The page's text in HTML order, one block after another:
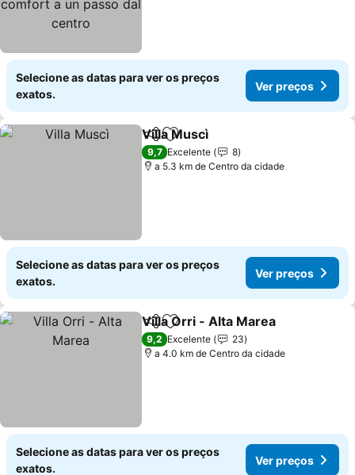
Selecione as datas para ver os preços
exatos.
Ver preços
PartilharAdicionar aos favoritos
Villa Muscì
9,7 Excelente
8
a 5.3 km de Centro da cidade
Selecione as datas para ver os preços
exatos.
Ver preços
PartilharAdicionar aos favoritos
Villa Orri - Alta Marea
9,2 Excelente
23
a 4.0 km de Centro da cidade
Selecione as datas para ver os preços
exatos.
Ver preços